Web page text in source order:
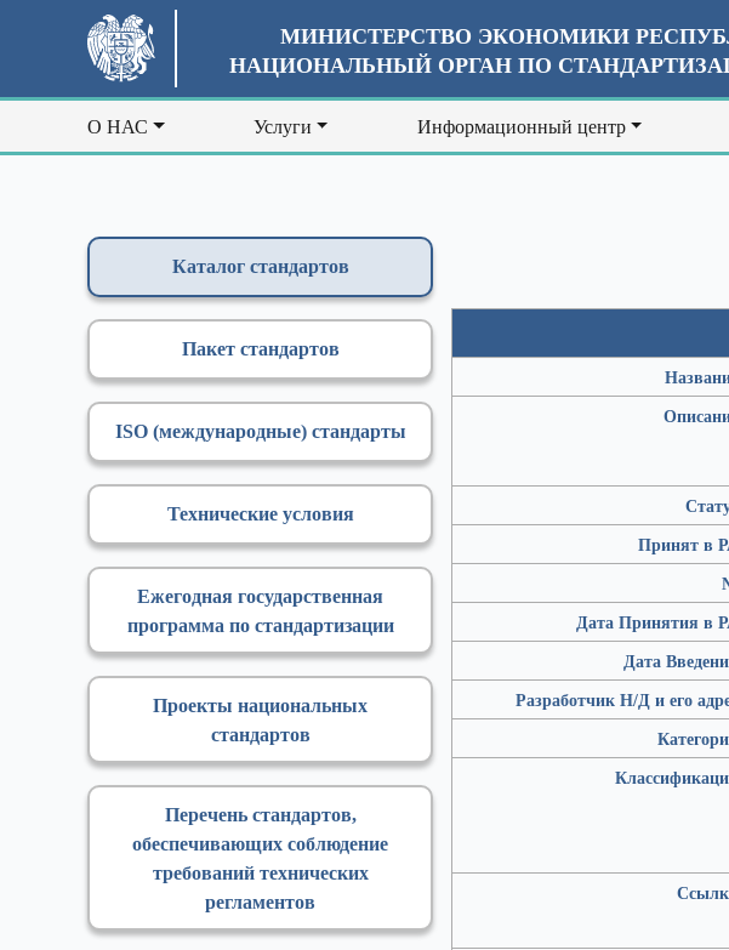
МИНИСТЕРСТВО ЭКОНОМИКИ
НАЦИОНАЛЬНЫЙ ОРГАН ПО
О НАС Услуги Информационный центр
Каталог стандартов
Пакет стандартов
ISO (международные) стандарты
Технические условия
Ежегодная государственная
программа по стандартизации
Проекты национальных
стандартов
Перечень стандартов,
обеспечивающих соблюдение
требований технических
регламентов
Принят в
Дата Принятия в
Дата
Разработчик Н/Д и его